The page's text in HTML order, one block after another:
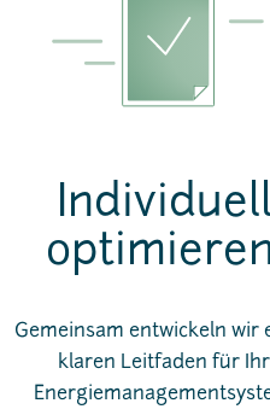
Individuell
Gemeinsam entwickeln wir
klaren Leitfaden für Ihr